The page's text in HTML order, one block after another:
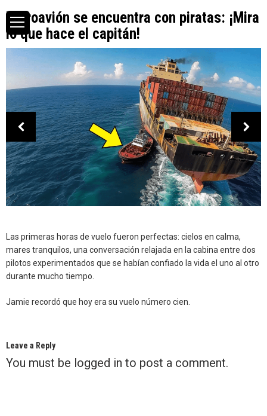
Hidroavión se encuentra con piratas: ¡Mira
lo que hace el capitán!
Las primeras horas de vuelo fueron perfectas: cielos en calma,
mares tranquilos, una conversación relajada en la cabina entre dos
pilotos experimentados que se habían confiado la vida el uno al otro
durante mucho tiempo.
Jamie recordó que hoy era su vuelo número cien.
Leave a Reply
You must be logged in to post a comment.